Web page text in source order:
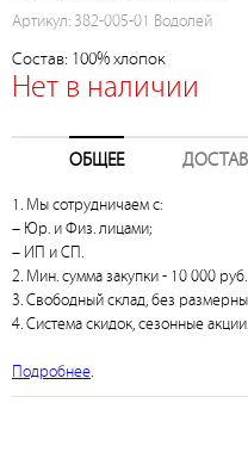
Артикул: 382-005-01 Водолей
Состав: 100% хлопок
Нет в наличии
ОБЩЕЕ
1. Мы сотрудничаем с:
– Юр. и Физ. лицами;
– ИП и СП.
2. Мин. сумма закупки - 10 000 руб.
3. Свободный склад, без
4. Система скидок, сезонные акции.
Подробнее.